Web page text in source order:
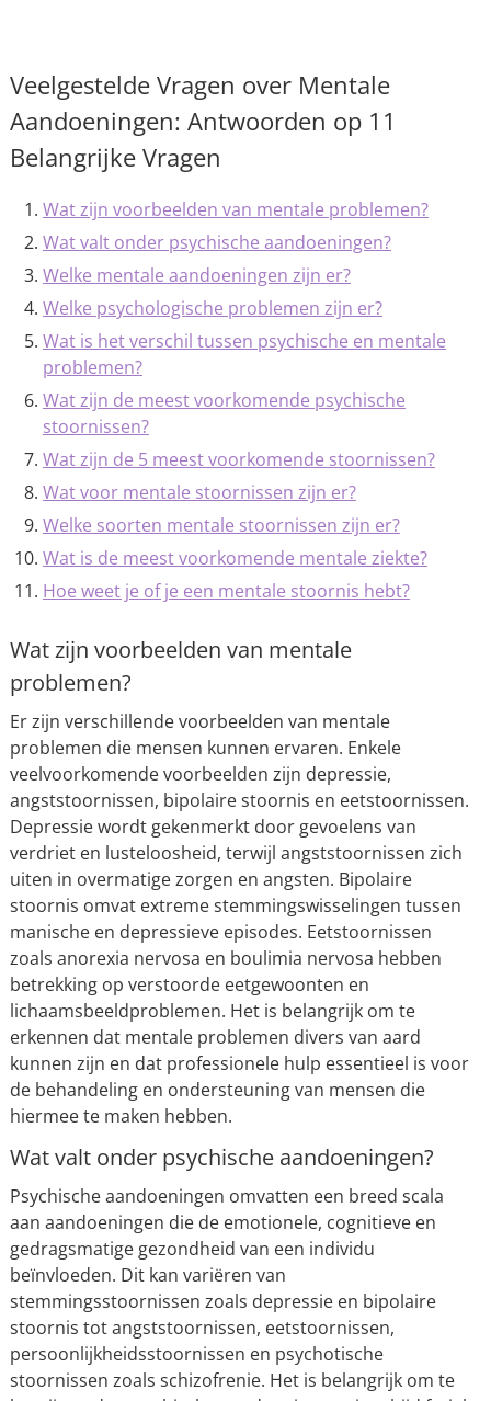
Veelgestelde Vragen over Mentale
Aandoeningen: Antwoorden op 11
Belangrijke Vragen
Wat zijn voorbeelden van mentale problemen?
Wat valt onder psychische aandoeningen?
Welke mentale aandoeningen zijn er?
Welke psychologische problemen zijn er?
Wat is het verschil tussen psychische en mentale
problemen?
Wat zijn de meest voorkomende psychische
stoornissen?
Wat zijn de 5 meest voorkomende stoornissen?
Wat voor mentale stoornissen zijn er?
Welke soorten mentale stoornissen zijn er?
Wat is de meest voorkomende mentale ziekte?
Hoe weet je of je een mentale stoornis hebt?
Wat zijn voorbeelden van mentale
problemen?
Er zijn verschillende voorbeelden van mentale
problemen die mensen kunnen ervaren. Enkele
veelvoorkomende voorbeelden zijn depressie,
angststoornissen, bipolaire stoornis en eetstoornissen.
Depressie wordt gekenmerkt door gevoelens van
verdriet en lusteloosheid, terwijl angststoornissen zich
uiten in overmatige zorgen en angsten. Bipolaire
stoornis omvat extreme stemmingswisselingen tussen
manische en depressieve episodes. Eetstoornissen
zoals anorexia nervosa en boulimia nervosa hebben
betrekking op verstoorde eetgewoonten en
lichaamsbeeldproblemen. Het is belangrijk om te
erkennen dat mentale problemen divers van aard
kunnen zijn en dat professionele hulp essentieel is voor
de behandeling en ondersteuning van mensen die
hiermee te maken hebben.
Wat valt onder psychische aandoeningen?
Psychische aandoeningen omvatten een breed scala
aan aandoeningen die de emotionele, cognitieve en
gedragsmatige gezondheid van een individu
beïnvloeden. Dit kan variëren van
stemmingsstoornissen zoals depressie en bipolaire
stoornis tot angststoornissen, eetstoornissen,
persoonlijkheidsstoornissen en psychotische
stoornissen zoals schizofrenie. Het is belangrijk om te